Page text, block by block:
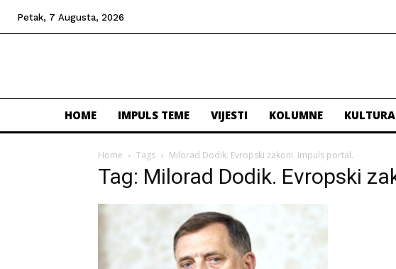
Petak, 7 Augusta, 2026
HOME IMPULS TEME VIJESTI KOLUMNE KULTURA
Home Tags Milorad Dodik. Evropski zakoni. Impuls portal.
Tag: Milorad Dodik. Evropski